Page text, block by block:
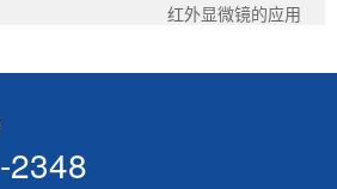
红外显微镜的应用
2348